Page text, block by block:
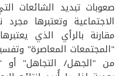
صعوبات تبديد الشائعات
الاجتماعية وتعتبرها
مقارنة بالرأي الذي
"المجتمعات المعاصرة"
من "الجهل/ التجاهل" أو